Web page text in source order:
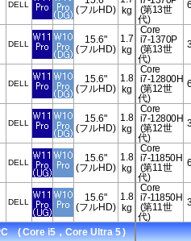
DELL
(フルHD) kg
(第13世
代)
DELL
15.6"
(フルHD)
1.7
kg
Core
i7-1370P
(第13世
代)
DELL
15.6"
(フルHD)
1.8
kg
Core
i7-12800H
(第12世
代)
DELL
15.6"
(フルHD)
1.8
kg
Core
i7-12800H
(第12世
代)
DELL
15.6"
(フルHD)
1.8
kg
Core
i7-11850H
(第11世
代)
DELL
15.6"
(フルHD)
1.8
kg
Core
i7-11850H
(第11世
代)
( Core i5，Core Ultra 5 )